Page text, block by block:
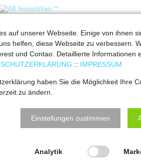
Details
Lichterfelde
AR Immobilien ™
den
auf unserer Webseite. Einige von ihnen
helfen, diese Webseite zu verbessern.
und Contao. Detaillierte Informationen
:: IMPRESSUM
haben Sie die Möglichkeit Ihre
zu ändern.
Einstellungen zustimmen
Analytik